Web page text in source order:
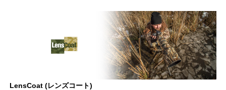
LensCoat (レンズコート)